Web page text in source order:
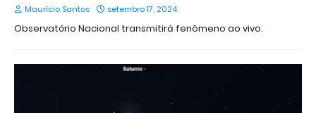
Maurício Santos setembro 17, 2024
Observatório Nacional transmitirá fenômeno ao vivo.